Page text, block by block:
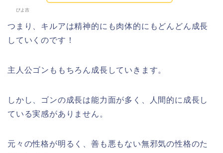
ぴよ吉
つまり、キルアは精神的にも肉体的にもどんどん成長
していくのです！
主人公ゴンももちろん成長していきます。
しかし、ゴンの成長は能力面が多く、人間的に成長し
ている実感がありません。
元々の性格が明るく、善も悪もない無邪気の性格のた